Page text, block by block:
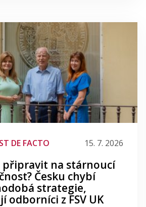
DE FACTO 15. 7. 2026
připravit na stárnoucí
Česku chybí
strategie,
odborníci z FSV UK